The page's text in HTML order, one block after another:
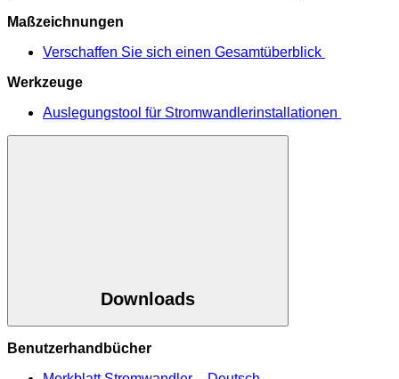
Maßzeichnungen
Verschaffen Sie sich einen Gesamtüberblick
Werkzeuge
Auslegungstool für Stromwandlerinstallationen
Downloads
Benutzerhandbücher